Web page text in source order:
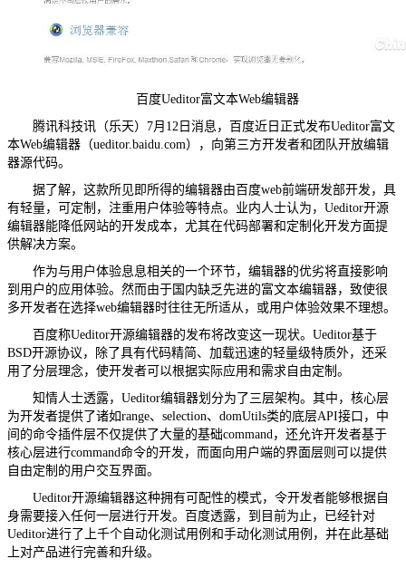
百度Ueditor富文本Web编辑器
腾讯科技讯（乐天）7月12日消息，百度近日正式发布Ueditor富文
本Web编辑器（ueditor.baidu.com），向第三方开发者和团队开放编辑
器源代码。
据了解，这款所见即所得的编辑器由百度web前端研发部开发，具
有轻量，可定制，注重用户体验等特点。业内人士认为，Ueditor开源
编辑器能降低网站的开发成本，尤其在代码部署和定制化开发方面提
供解决方案。
作为与用户体验息息相关的一个环节，编辑器的优劣将直接影响
到用户的应用体验。然而由于国内缺乏先进的富文本编辑器，致使很
多开发者在选择web编辑器时往往无所适从，或用户体验效果不理想。
百度称Ueditor开源编辑器的发布将改变这一现状。Ueditor基于
BSD开源协议，除了具有代码精简、加载迅速的轻量级特质外，还采
用了分层理念，使开发者可以根据实际应用和需求自由定制。
知情人士透露，Ueditor编辑器划分为了三层架构。其中，核心层
为开发者提供了诸如range、selection、domUtils类的底层API接口，中
间的命令插件层不仅提供了大量的基础command，还允许开发者基于
核心层进行command命令的开发，而面向用户端的界面层则可以提供
自由定制的用户交互界面。
Ueditor开源编辑器这种拥有可配性的模式，令开发者能够根据自
身需要接入任何一层进行开发。百度透露，到目前为止，已经针对
Ueditor进行了上千个自动化测试用例和手动化测试用例，并在此基础
上对产品进行完善和升级。